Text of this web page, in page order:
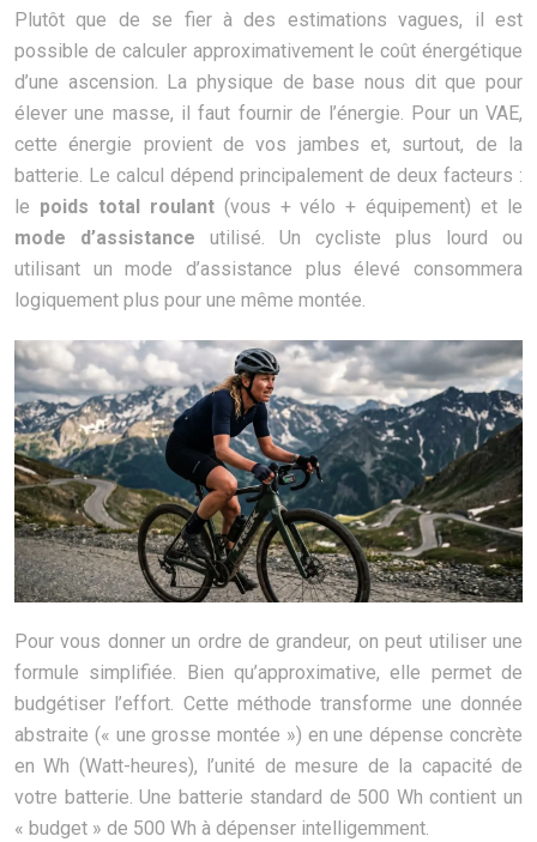
Plutôt que de se fier à des estimations vagues, il est
possible de calculer approximativement le coût énergétique
d’une ascension. La physique de base nous dit que pour
élever une masse, il faut fournir de l’énergie. Pour un VAE,
cette énergie provient de vos jambes et, surtout, de la
batterie. Le calcul dépend principalement de deux facteurs :
le poids total roulant(vous + vélo + équipement) et le
mode d’assistance utilisé. Un cycliste plus lourd ou
utilisant un mode d’assistance plus élevé consommera
logiquement plus pour une même montée.
Pour vous donner un ordre de grandeur, on peut utiliser une
formule simplifiée. Bien qu’approximative, elle permet de
budgétiser l’effort. Cette méthode transforme une donnée
abstraite (« une grosse montée ») en une dépense concrète
en Wh (Watt-heures), l’unité de mesure de la capacité de
votre batterie. Une batterie standard de 500 Wh contient un
« budget » de 500 Wh à dépenser intelligemment.